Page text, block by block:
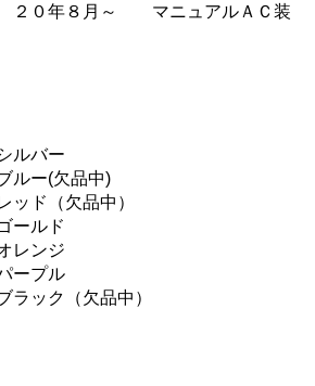
２０年８月～ マニュアルＡＣ装
ルバー
品中)
品中）
ド
ジ
ル
欠品中）